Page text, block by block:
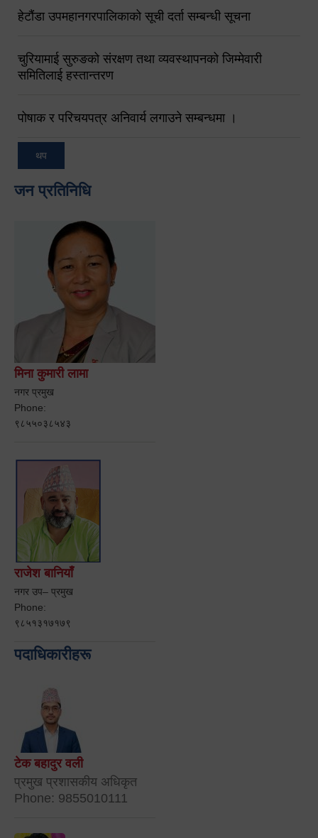
हेटौंडा उपमहानगरपालिकाको सूची दर्ता सम्बन्धी सूचना
चुरियामाई सुरुङको संरक्षण तथा व्यवस्थापनको जिम्मेवारी
समितिलाई हस्तान्तरण
पोषाक र परिचयपत्र अनिवार्य लगाउने सम्बन्धमा ।
थप
जन प्रतिनिधि
मिना कुमारी लामा
नगर प्रमुख
Phone:
९८५५०३८५४३
राजेश बानियाँ
नगर उप– प्रमुख
Phone:
९८५१३१७१७९
पदाधिकारीहरू
टेक बहादुर वली
प्रमुख प्रशासकीय अधिकृत
Phone: 9855010111